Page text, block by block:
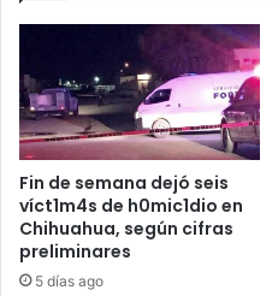
Fin de semana dejó seis
víct1m4s de h0mic1dio en
Chihuahua, según cifras
preliminares
5 días ago